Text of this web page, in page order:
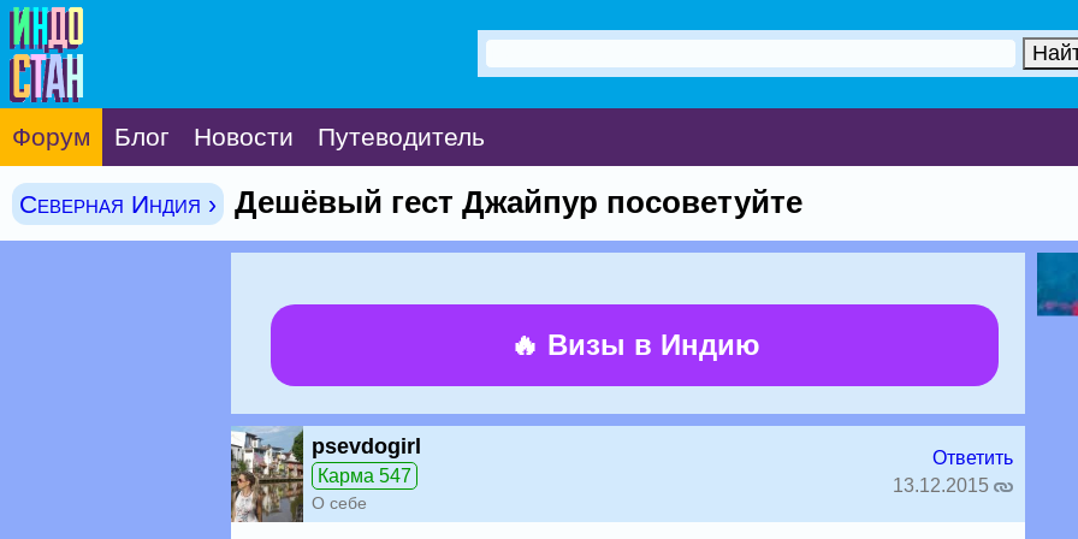
Форум Блог Новости Путеводитель
Северная Индия › Дешёвый гест Джайпур посоветуйте
🔥 Визы в Индию
psevdogirl
Карма 547
О себе
Ответить
13.12.2015